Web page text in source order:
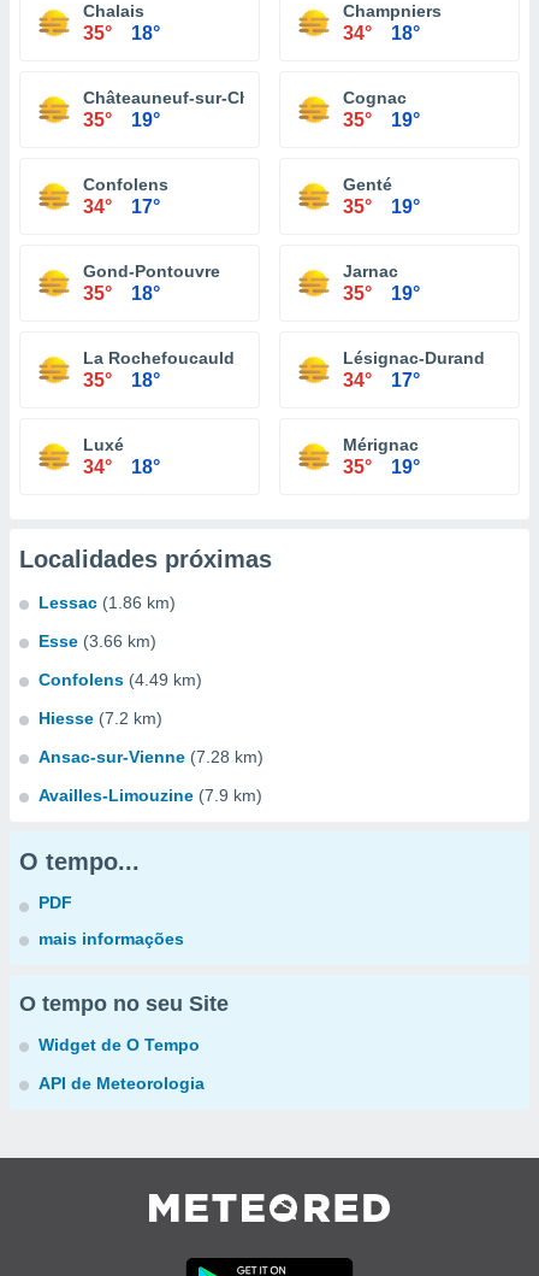
Chalais
35° 18°
Champniers
34° 18°
Châteauneuf-sur-Charente
35° 19°
Cognac
35° 19°
Confolens
34° 17°
Genté
35° 19°
Gond-Pontouvre
35° 18°
Jarnac
35° 19°
La Rochefoucauld
35° 18°
Lésignac-Durand
34° 17°
Luxé
34° 18°
Mérignac
35° 19°
Localidades próximas
Lessac (1.86 km)
Esse (3.66 km)
Confolens (4.49 km)
Hiesse (7.2 km)
Ansac-sur-Vienne (7.28 km)
Availles-Limouzine (7.9 km)
O tempo...
PDF
mais informações
O tempo no seu Site
Widget de O Tempo
API de Meteorologia